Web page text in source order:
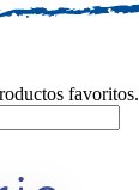
favoritos.